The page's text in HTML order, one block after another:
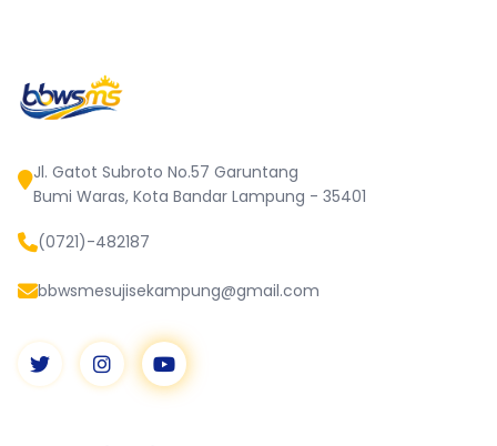
Jl. Gatot Subroto No.57 Garuntang
Bumi Waras, Kota Bandar Lampung - 35401
(0721)-482187
bbwsmesujisekampung@gmail.com